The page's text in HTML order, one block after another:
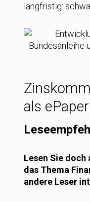
langfristig:
als
Lesen Sie doch
das Thema
andere Leser